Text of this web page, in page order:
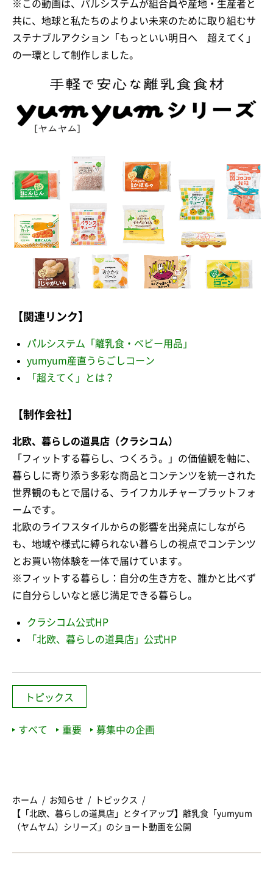
※この動画は、パルシステムが組合員や産地・生産者と
共に、地球と私たちのよりよい未来のために取り組むサ
ステナブルアクション「もっといい明日へ 超えてく」
の一環として制作しました。
【関連リンク】
パルシステム「離乳食・ベビー用品」
yumyum産直うらごしコーン
「超えてく」とは？
【制作会社】
北欧、暮らしの道具店（クラシコム）
「フィットする暮らし、つくろう。」の価値観を軸に、
暮らしに寄り添う多彩な商品とコンテンツを統一された
世界観のもとで届ける、ライフカルチャープラットフォ
ームです。
北欧のライフスタイルからの影響を出発点にしながら
も、地域や様式に縛られない暮らしの視点でコンテンツ
とお買い物体験を一体で届けています。
※フィットする暮らし：自分の生き方を、誰かと比べず
に自分らしいなと感じ満足できる暮らし。
クラシコム公式HP
「北欧、暮らしの道具店」公式HP
トピックス
すべて 重要 募集中の企画
ホーム お知らせ
トピックス
【「北欧、暮らしの道具店」とタイアップ】離乳食「yumyum
（ヤムヤム）シリーズ」のショート動画を公開